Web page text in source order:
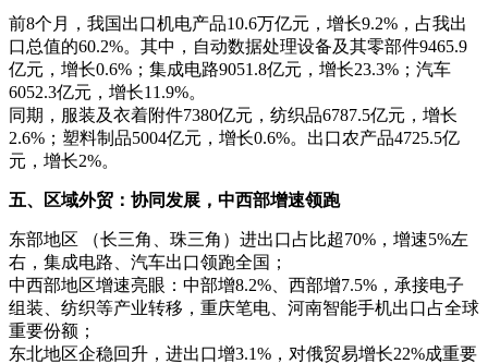
前8个月，我国出口机电产品10.6万亿元，增长9.2%，占我出
口总值的60.2%。其中，自动数据处理设备及其零部件9465.9
亿元，增长0.6%；集成电路9051.8亿元，增长23.3%；汽车
6052.3亿元，增长11.9%。
同期，服装及衣着附件7380亿元，纺织品6787.5亿元，增长
2.6%；塑料制品5004亿元，增长0.6%。出口农产品4725.5亿
元，增长2%。
五、区域外贸：协同发展，中西部增速领跑
东部地区 （长三角、珠三角）进出口占比超70%，增速5%左
右，集成电路、汽车出口领跑全国；
中西部地区增速亮眼：中部增8.2%、西部增7.5%，承接电子
组装、纺织等产业转移，重庆笔电、河南智能手机出口占全球
重要份额；
东北地区企稳回升，进出口增3.1%，对俄贸易增长22%成重要